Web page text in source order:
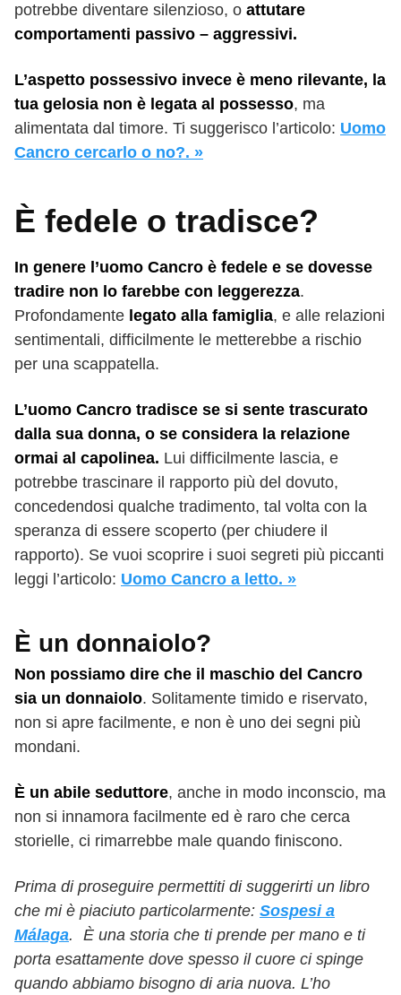
potrebbe diventare silenzioso, o attutare
comportamenti passivo – aggressivi.
L’aspetto possessivo invece è meno rilevante, la
tua gelosia non è legata al possesso, ma
alimentata dal timore. Ti suggerisco l’articolo: Uomo
Cancro cercarlo o no?. »
È fedele o tradisce?
In genere l’uomo Cancro è fedele e se dovesse
tradire non lo farebbe con leggerezza.
Profondamente legato alla famiglia, e alle relazioni
sentimentali, difficilmente le metterebbe a rischio
per una scappatella.
L’uomo Cancro tradisce se si sente trascurato
dalla sua donna, o se considera la relazione
ormai al capolinea. Lui difficilmente lascia, e
potrebbe trascinare il rapporto più del dovuto,
concedendosi qualche tradimento, tal volta con la
speranza di essere scoperto (per chiudere il
rapporto). Se vuoi scoprire i suoi segreti più piccanti
leggi l’articolo: Uomo Cancro a letto. »
È un donnaiolo?
Non possiamo dire che il maschio del Cancro
sia un donnaiolo. Solitamente timido e riservato,
non si apre facilmente, e non è uno dei segni più
mondani.
È un abile seduttore, anche in modo inconscio, ma
non si innamora facilmente ed è raro che cerca
storielle, ci rimarrebbe male quando finiscono.
Prima di proseguire permettiti di suggerirti un libro
che mi è piaciuto particolarmente: Sospesi a
Málaga. È una storia che ti prende per mano e ti
porta esattamente dove spesso il cuore ci spinge
quando abbiamo bisogno di aria nuova. L’ho